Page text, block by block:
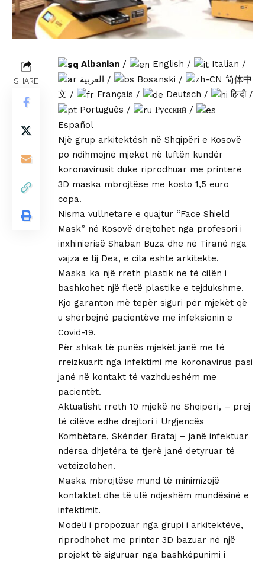
SHARE
Albanian / English / Italian /
العربية / Bosanski /
简体中
文 / Français / Deutsch / हिन्दी/
Português / Русский /
Español
Një grup arkitektësh në Shqipëri e Kosovë
po ndihmojnë mjekët në luftën kundër
koronavirusit duke riprodhuar me printerë
3D maska mbrojtëse me kosto 1,5 euro
copa.
Nisma vullnetare e quajtur “Face Shield
Mask” në Kosovë drejtohet nga profesori i
inxhinierisë Shaban Buza dhe në Tiranë nga
vajza e tij Dea, e cila është arkitekte.
Maska ka një rreth plastik në të cilën i
bashkohet një fletë plastike e tejdukshme.
Kjo garanton më tepër siguri për mjekët që
u shërbejnë pacientëve me infeksionin e
Covid-19.
Për shkak të punës mjekët janë më të
rreizkuarit nga infektimi me koronavirus pasi
janë në kontakt të vazhdueshëm me
pacientët.
Aktualisht rreth 10 mjekë në Shqipëri, – prej
të cilëve edhe drejtori i Urgjencës
Kombëtare, Skënder Brataj – janë infektuar
ndërsa dhjetëra të tjerë janë detyruar të
vetëizolohen.
Maska mbrojtëse mund të minimizojë
kontaktet dhe të ulë ndjeshëm mundësinë e
infektimit.
Modeli i propozuar nga grupi i arkitektëve,
riprodhohet me printer 3D bazuar në një
projekt të siguruar nga bashkëpunimi i